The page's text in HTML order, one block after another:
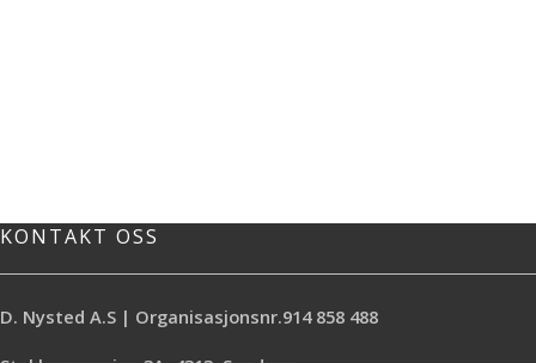
KONTAKT OSS
D. Nysted A.S | Organisasjonsnr.914 858 488